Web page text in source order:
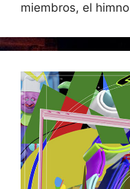
miembros, el himno